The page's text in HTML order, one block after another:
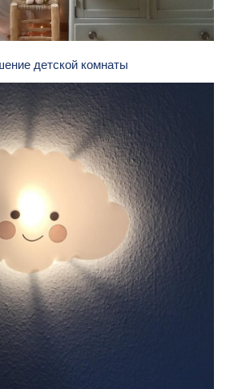
детской комнаты